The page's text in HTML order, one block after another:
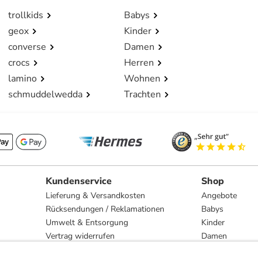
trollkids
geox
converse
crocs
lamino
schmuddelwedda
Babys
Kinder
Damen
Herren
Wohnen
Trachten
Kundenservice
Lieferung & Versandkosten
Rücksendungen / Reklamationen
Umwelt & Entsorgung
Vertrag widerrufen
Shop
Angebote
Babys
Kinder
Damen